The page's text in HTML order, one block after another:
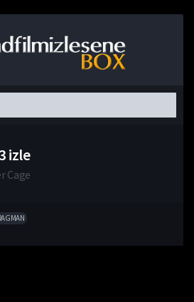
izle
Cage